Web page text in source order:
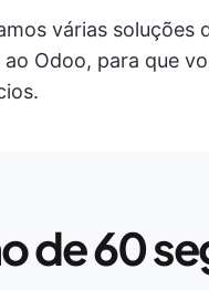
várias
Odoo, para que
de 60